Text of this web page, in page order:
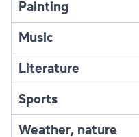
Painting
Music
Literature
Sports
Weather, nature